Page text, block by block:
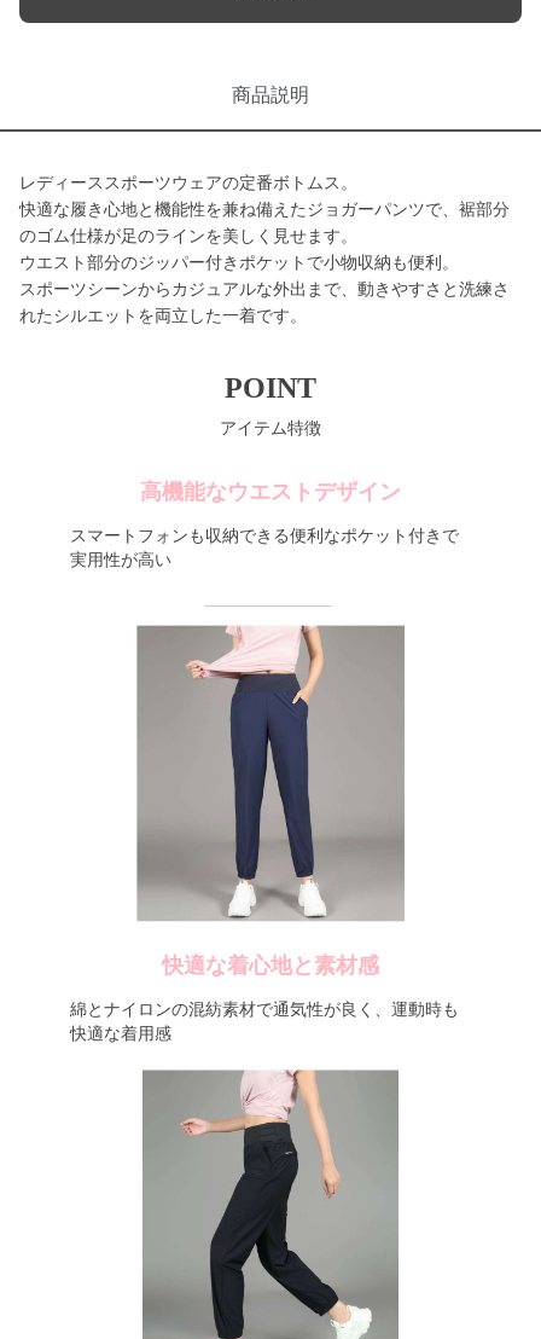
商品説明
レディーススポーツウェアの定番ボトムス。
快適な履き心地と機能性を兼ね備えたジョガーパンツで、裾部分
のゴム仕様が足のラインを美しく見せます。
ウエスト部分のジッパー付きポケットで小物収納も便利。
スポーツシーンからカジュアルな外出まで、動きやすさと洗練さ
れたシルエットを両立した一着です。
POINT
アイテム特徴
高機能なウエストデザイン
スマートフォンも収納できる便利なポケット付きで
実用性が高い
快適な着心地と素材感
綿とナイロンの混紡素材で通気性が良く、運動時も
快適な着用感